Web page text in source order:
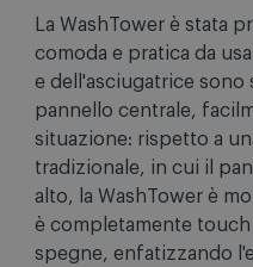
La WashTower è stata
comoda e pratica da
e dell'asciugatrice
pannello centrale,
situazione: rispetto a
tradizionale, in cui il
alto, la WashTower è
è completamente
spegne, enfatizzando